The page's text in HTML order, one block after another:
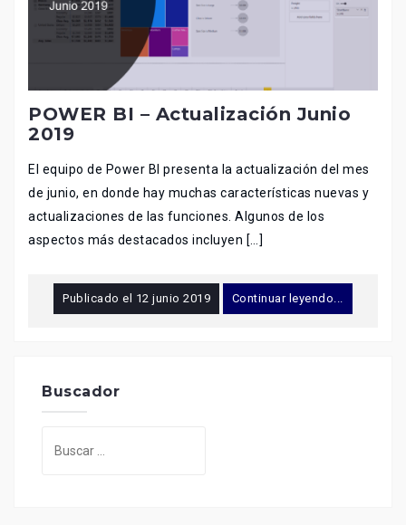
POWER BI – Actualización Junio
2019
El equipo de Power BI presenta la actualización del mes
de junio, en donde hay muchas características nuevas y
actualizaciones de las funciones. Algunos de los
aspectos más destacados incluyen […]
Publicado el 12 junio 2019 Continuar leyendo...
Buscador